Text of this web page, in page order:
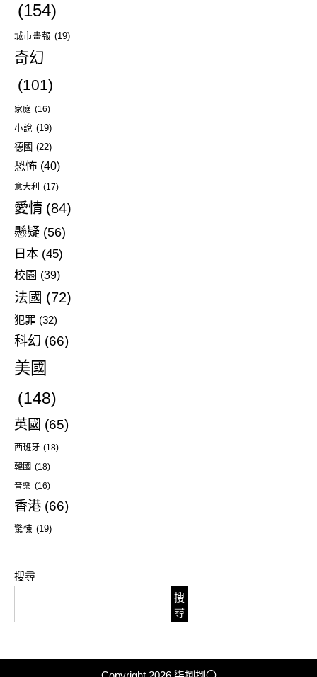
(154)
城市畫報 (19)
奇幻
(101)
家庭 (16)
小說 (19)
德國 (22)
恐怖 (40)
意大利 (17)
愛情 (84)
懸疑 (56)
日本 (45)
校園 (39)
法國 (72)
犯罪 (32)
科幻 (66)
美國
(148)
英國 (65)
西班牙 (18)
韓國 (18)
音樂 (16)
香港 (66)
驚悚 (19)
搜尋
搜
尋